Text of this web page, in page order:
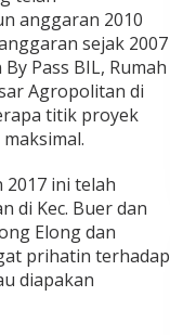
anggaran 2010
sejak 2007
Pass BIL, Rumah
Agropolitan di
titik proyek
ini telah
di Kec. Buer dan
Elong dan
prihatin terhadap
diapakan